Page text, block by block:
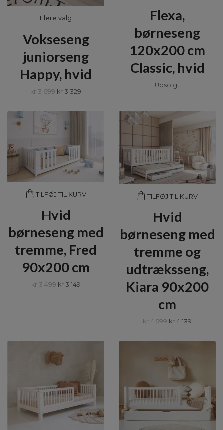
Flere valg
Vokseseng
juniorseng
Happy, hvid
kr 3 699 kr 3 329
Flexa,
børneseng
120x200 cm
Classic, hvid
Udsolgt
TILFØJ TIL KURV
Hvid
børneseng med
tremme, Fred
90x200 cm
kr 3 499 kr 3 149
TILFØJ TIL KURV
Hvid
børneseng med
tremme og
udtræksseng,
Kiara 90x200
cm
kr 4 599 kr 4 139